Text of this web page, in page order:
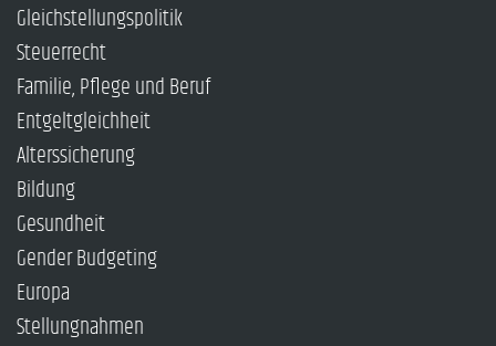
Gleichstellungspolitik
Steuerrecht
Familie, Pflege und Beruf
Entgeltgleichheit
Alterssicherung
Bildung
Gesundheit
Gender Budgeting
Europa
Stellungnahmen